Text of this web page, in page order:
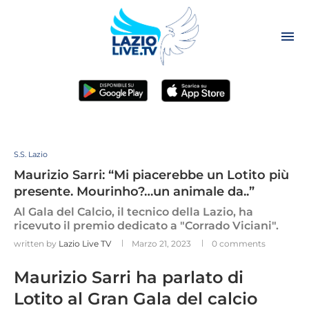
S.S. Lazio
Maurizio Sarri: “Mi piacerebbe un Lotito più
presente. Mourinho?…un animale da..”
Al Gala del Calcio, il tecnico della Lazio, ha
ricevuto il premio dedicato a "Corrado Viciani".
written by Lazio Live TV Marzo 21, 2023 0 comments
Maurizio Sarri ha parlato di
Lotito al Gran Gala del calcio